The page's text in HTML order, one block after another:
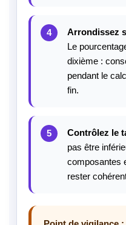
Arrondissez
Le
dixième :
pendant le
fin.
Contrôlez le
pas être
composantes
rester